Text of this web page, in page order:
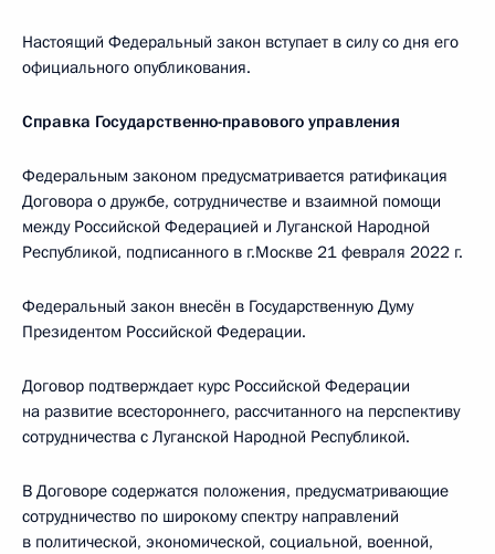
Настоящий Федеральный закон вступает в силу со дня его
официального опубликования.
Справка Государственно-правового управления
Федеральным законом предусматривается ратификация
Договора о дружбе, сотрудничестве и взаимной помощи
между Российской Федерацией и Луганской Народной
Республикой, подписанного в г.Москве 21 февраля 2022 г.
Федеральный закон внесён в Государственную Думу
Президентом Российской Федерации.
Договор подтверждает курс Российской Федерации
на развитие всестороннего, рассчитанного на перспективу
сотрудничества с Луганской Народной Республикой.
В Договоре содержатся положения, предусматривающие
сотрудничество по широкому спектру направлений
в политической, экономической, социальной, военной,